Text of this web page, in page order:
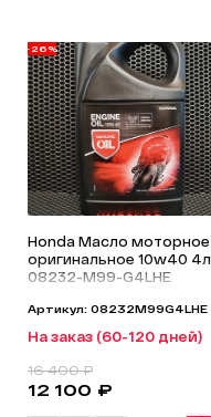
-26%
Honda Масло моторное
оригинальное 10w40 4л
08232-M99-G4LHE
Артикул: 08232M99G4LHE
На заказ (60-120 дней)
12 100 ₽
16 400 ₽